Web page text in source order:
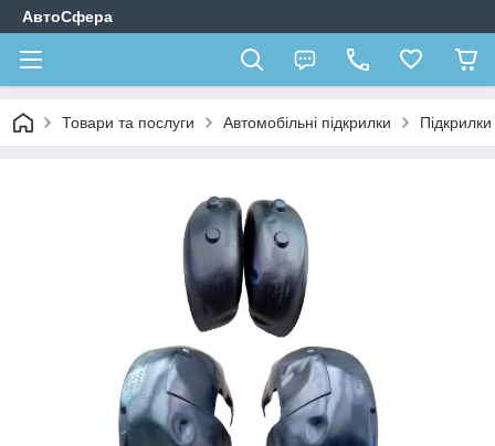
АвтоСфера
Товари та послуги Автомобільні підкрилки